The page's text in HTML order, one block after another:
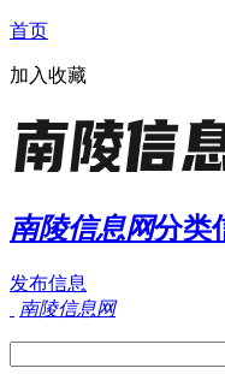
首页
加入收藏
南陵信息网分类
发布信息
南陵信息网